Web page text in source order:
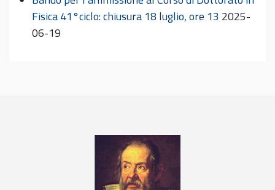
Fisica 41°ciclo: chiusura 18 luglio, ore 13 2025-
06-19